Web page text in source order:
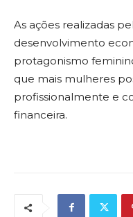
As ações realizadas
desenvolvimento
protagonismo
que mais mulheres
profissionalmente e
financeira.